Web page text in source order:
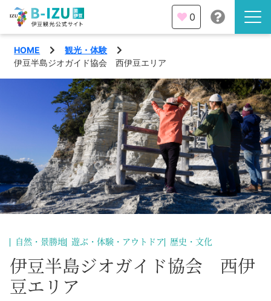
伊豆半島を知る
伊豆のみどころ
あじわう
観光・体験
イベント
エリア
熱海市
沼津市
旅の計画
モデルコース
0
HOME
観光・体験
伊豆半島ジオガイド協会 西伊豆エリア
自然・景勝地 遊ぶ・体験・アウトドア 歴史・文化
伊豆半島ジオガイド協会 西伊
豆エリア